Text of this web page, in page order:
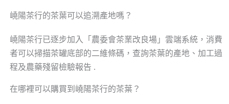
嶢陽茶行的茶葉可以追溯產地嗎？
嶢陽茶行已逐步加入「農委會茶業改良場」雲端系統，消費
者可以掃描茶罐底部的二維條碼，查詢茶葉的產地、加工過
程及農藥殘留檢驗報告 .
在哪裡可以購買到嶢陽茶行的茶葉？